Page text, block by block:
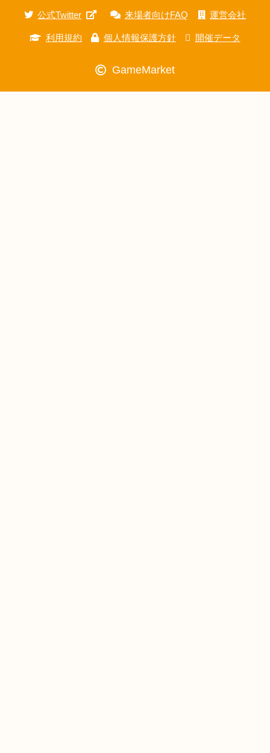
公式Twitter 来場者向けFAQ 運営会社
利用規約 個人情報保護方針 開催データ
GameMarket